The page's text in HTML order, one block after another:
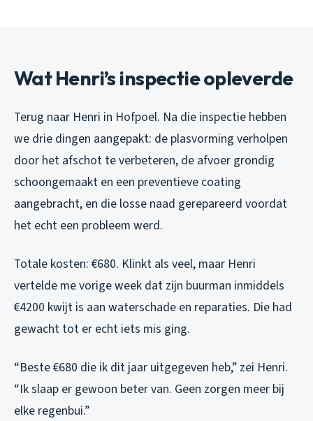
Wat Henri’s inspectie opleverde
Terug naar Henri in Hofpoel. Na die inspectie hebben
we drie dingen aangepakt: de plasvorming verholpen
door het afschot te verbeteren, de afvoer grondig
schoongemaakt en een preventieve coating
aangebracht, en die losse naad gerepareerd voordat
het echt een probleem werd.
Totale kosten: €680. Klinkt als veel, maar Henri
vertelde me vorige week dat zijn buurman inmiddels
€4200 kwijt is aan waterschade en reparaties. Die had
gewacht tot er echt iets mis ging.
“Beste €680 die ik dit jaar uitgegeven heb,” zei Henri.
“Ik slaap er gewoon beter van. Geen zorgen meer bij
elke regenbui.”